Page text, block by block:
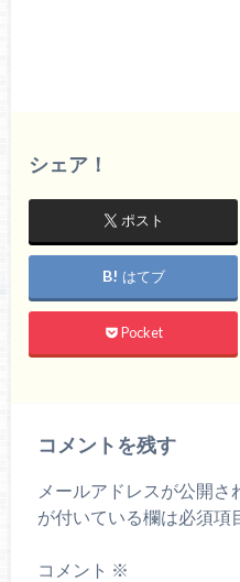
シェア！
ポスト
はてブ
Pocket
コメントを残す
メールアドレスが公開さ
が付いている欄は必須項
コメント ※